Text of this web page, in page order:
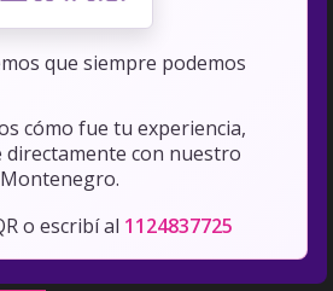
que siempre podemos
cómo fue tu experiencia,
directamente con nuestro
o escribí al 1124837725